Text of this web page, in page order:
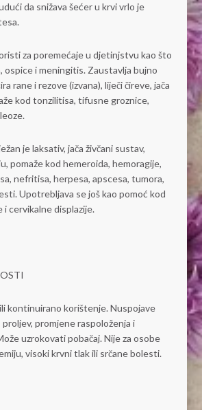
da snižava šećer u krvi vrlo je
za poremećaje u djetinjstvu kao što
ospice i meningitis. Zaustavlja bujno
rane i rezove (izvana), liječi čireve, jača
kod tonzilitisa, tifusne groznice,
je laksativ, jača živčani sustav,
pomaže kod hemeroida, hemoragije,
nefritisa, herpesa, apscesa, tumora,
Upotrebljava se još kao pomoć kod
cervikalne displazije.
kontinuirano korištenje. Nuspojave
promjene raspoloženja i
uzrokovati pobačaj. Nije za osobe
visoki krvni tlak ili srčane bolesti.